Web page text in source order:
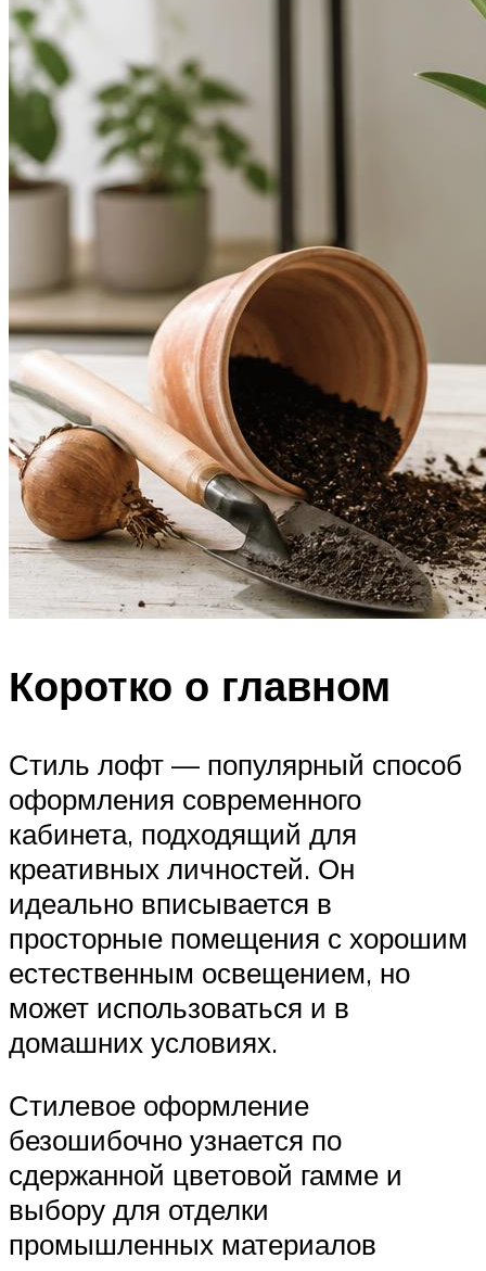
Коротко о главном
Стиль лофт — популярный способ
оформления современного
кабинета, подходящий для
креативных личностей. Он
идеально вписывается в
просторные помещения с хорошим
естественным освещением, но
может использоваться и в
домашних условиях.
Стилевое оформление
безошибочно узнается по
сдержанной цветовой гамме и
выбору для отделки
промышленных материалов